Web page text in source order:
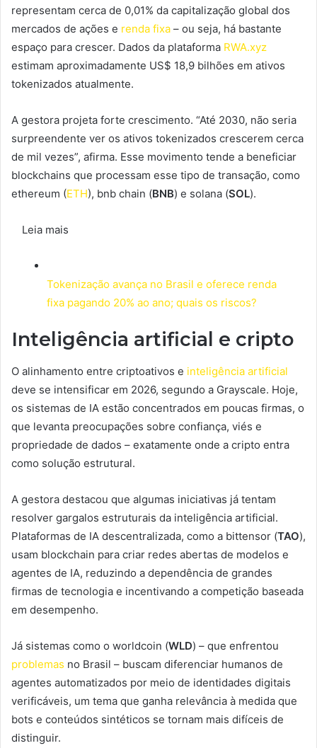
representam cerca de 0,01% da capitalização global dos
mercados de ações e renda fixa – ou seja, há bastante
espaço para crescer. Dados da plataforma RWA.xyz
estimam aproximadamente US$ 18,9 bilhões em ativos
tokenizados atualmente.
A gestora projeta forte crescimento. “Até 2030, não seria
surpreendente ver os ativos tokenizados crescerem cerca
de mil vezes”, afirma. Esse movimento tende a beneficiar
blockchains que processam esse tipo de transação, como
ethereum (ETH), bnb chain (BNB) e solana (SOL).
Leia mais
Tokenização avança no Brasil e oferece renda
fixa pagando 20% ao ano; quais os riscos?
Inteligência artificial e cripto
O alinhamento entre criptoativos e inteligência artificial
deve se intensificar em 2026, segundo a Grayscale. Hoje,
os sistemas de IA estão concentrados em poucas firmas, o
que levanta preocupações sobre confiança, viés e
propriedade de dados – exatamente onde a cripto entra
como solução estrutural.
A gestora destacou que algumas iniciativas já tentam
resolver gargalos estruturais da inteligência artificial.
Plataformas de IA descentralizada, como a bittensor (TAO),
usam blockchain para criar redes abertas de modelos e
agentes de IA, reduzindo a dependência de grandes
firmas de tecnologia e incentivando a competição baseada
em desempenho.
Já sistemas como o worldcoin (WLD) – que enfrentou
problemas no Brasil – buscam diferenciar humanos de
agentes automatizados por meio de identidades digitais
verificáveis, um tema que ganha relevância à medida que
bots e conteúdos sintéticos se tornam mais difíceis de
distinguir.